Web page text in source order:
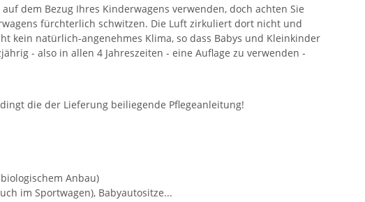
dem Bezug Ihres Kinderwagens verwenden, doch achten Sie
fürchterlich schwitzen. Die Luft zirkuliert dort nicht und
kein natürlich-angenehmes Klima, so dass Babys und Kleinkinder
- also in allen 4 Jahreszeiten - eine Auflage zu verwenden -
die der Lieferung beiliegende Pflegeanleitung!
Anbau)
im Sportwagen), Babyautositze...